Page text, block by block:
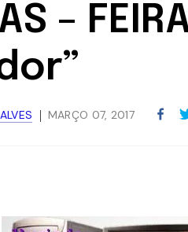
–
MARÇO 07, 2017